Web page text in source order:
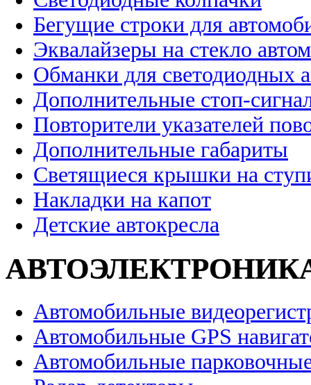
Бегущие строки для
Эквалайзеры на стекло
Обманки для светодиодных
Дополнительные стоп-
Повторители указателей
Дополнительные габариты
Светящиеся крышки на
Накладки на капот
Детские автокресла
Автомобильные
Автомобильные GPS
Автомобильные